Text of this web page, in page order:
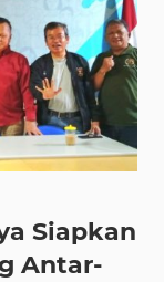
Siapkan
Antar-